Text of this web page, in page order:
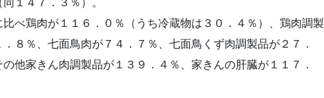
１４７．３％）。
べ鶏肉が１１６．０％（うち冷蔵物は３０．４％）、鶏肉調製
８％、七面鳥肉が７４．７％、七面鳥くず肉調製品が２７．
他家きん肉調製品が１３９．４％、家きんの肝臓が１１７．